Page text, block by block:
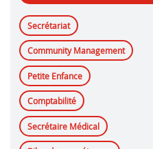
Secrétariat
Community Management
Petite Enfance
Comptabilité
Secrétaire Médical